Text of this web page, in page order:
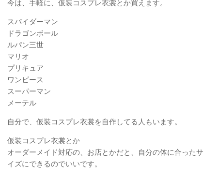
今は、手軽に、仮装コスプレ衣裳とか買えます。
スパイダーマン
ドラゴンボール
ルパン三世
マリオ
プリキュア
ワンピース
スーパーマン
メーテル
自分で、仮装コスプレ衣裳を自作してる人もいます。
仮装コスプレ衣裳とか
オーダーメイド対応の、お店とかだと、自分の体に合ったサ
イズにできるのでいいです。